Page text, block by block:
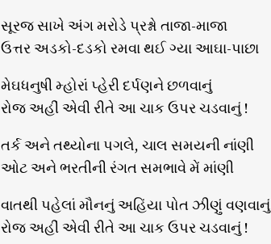
સૂરજ સાખે અંગ મરોડે પ્રશ્નો તાજા-માજા
ઉત્તર અડકો-દડકો રમવા થઈ ગ્યા આઘા-પાછા
મેઘધનુષી મ્હોરાં પ્હેરી દર્પણને છળવાનું
રોજ અહીં એવી રીતે આ ચાક ઉપર ચડવાનું !
તર્ક અને તથ્યોના પગલે, ચાલ સમયની નાંણી
ઓટ અને ભરતીની રંગત સમભાવે મેં માંણી
વાતથી પહેલાં મૌનનું અહિંયા પોત ઝીણું વણવાનું
રોજ અહીં એવી રીતે આ ચાક ઉપર ચડવાનું !